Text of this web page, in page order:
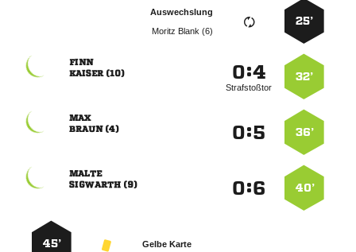
25’
Auswechslung
  
32’
:
Strafstoßtor

 
36’
:

 
40’
:

 
Gelbe Karte
45’